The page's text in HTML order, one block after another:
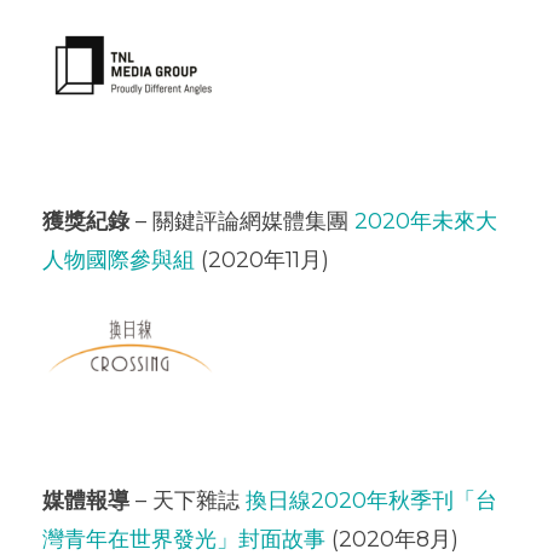
獲獎紀錄– 關鍵評論網媒體集團 2020年未來大
人物國際參與組 (2020年11月)
媒體報導 – 天下雜誌 換日線2020年秋季刊「台
灣青年在世界發光」封面故事 (2020年8月)